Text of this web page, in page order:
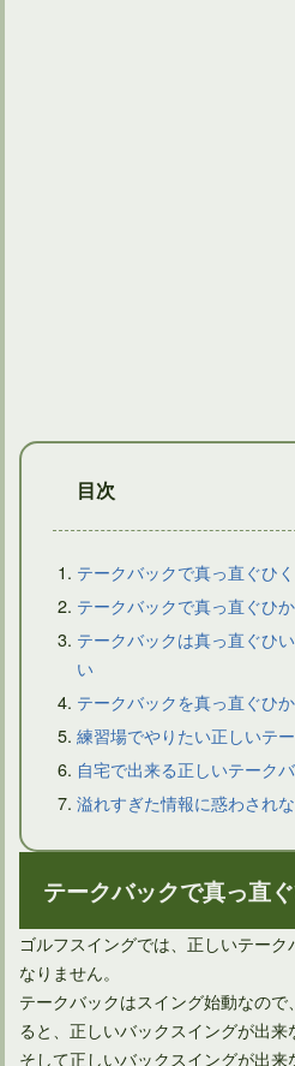
ドライバーショットでティーが後ろ
ドライバーのセットアップはスク
目次
テークバックで真っ直ぐひ
テークバックで真っ直ぐひ
テークバックは真っ直ぐひ
い
テークバックを真っ直ぐひ
練習場でやりたい正しいテ
自宅で出来る正しいテーク
溢れすぎた情報に惑わされ
テークバックで真っ直
ゴルフスイングでは、正しいテー
なりません。
テークバックはスイング始動なの
ると、正しいバックスイングが出来
そして正しいバックスイングが出